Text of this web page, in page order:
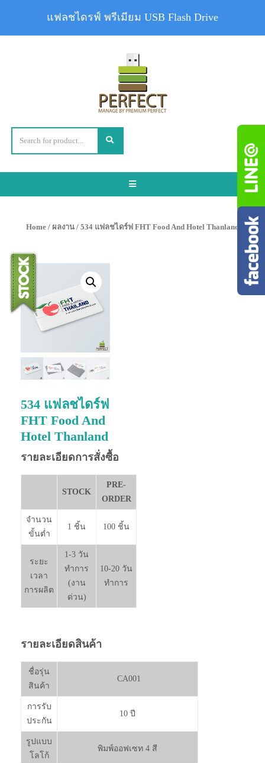
Toggle
Home / ผลงาน / 534 แฟลชไดร์ฟ FHT Food And Hotel Thanland
534 แฟลชไดร์ฟ
FHT Food And
Hotel Thanland
รายละเอียดการสั่งซื้อ
STOCK
PRE-
ORDER
จำนวน
ขั้นต่ำ
1 ชิ้น 100 ชิ้น
ระยะ
เวลา
การผลิต
1-3 วัน
ทำการ
(งาน
ด่วน)
10-20 วัน
ทำการ
รายละเอียดสินค้า
ชื่อรุ่น
สินค้า
CA001
การรับ
ประกัน
10 ปี
รูปแบบ
โลโก้
พิมพ์ออฟเซท 4 สี
แฟลชไดรฟ์ พรีเมียม USB Flash Drive